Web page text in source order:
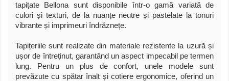
tapițate Bellona sunt disponibile într-o gamă variată de
culori și texturi, de la nuanțe neutre și pastelate la tonuri
vibrante și imprimeuri îndrăznețe.
Tapițeriile sunt realizate din materiale rezistente la uzură și
ușor de întreținut, garantând un aspect impecabil pe termen
lung. Pentru un plus de confort, unele modele sunt
prevăzute cu spătar înalt și cotiere ergonomice, oferind un